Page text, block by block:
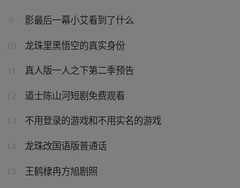
9 影最后一幕小艾看到了什么
10 龙珠里黑悟空的真实身份
真人版一人之下第二季预告
12 道士陈山河短剧免费观看
13 不用登录的游戏和不用实名的游戏
14 龙珠改国语版普通话
15 王鹤棣冉方旭剧照